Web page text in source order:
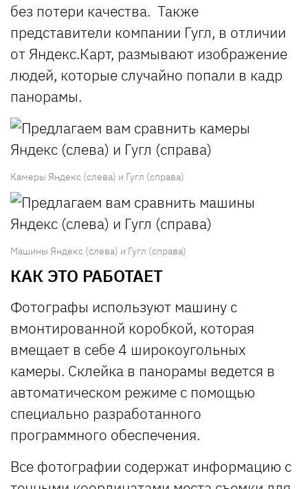
без потери качества. Также
представители компании Гугл, в отличии
от Яндекс.Карт, размывают изображение
людей, которые случайно попали в кадр
панорамы.
Камеры Яндекс (слева) и Гугл (справа)
Машины Яндекс (слева) и Гугл (справа)
КАК ЭТО РАБОТАЕТ
Фотографы используют машину с
вмонтированной коробкой, которая
вмещает в себе 4 широкоугольных
камеры. Склейка в панорамы ведется в
автоматическом режиме с помощью
специально разработанного
программного обеспечения.
Все фотографии содержат информацию с